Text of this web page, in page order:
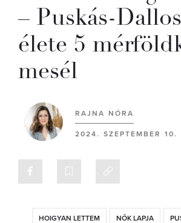
– Puskás-
élete 5
mesél
RAJNA NÓRA
2024. SZEPTEMBER 10.
HOIGYAN LETTEM NŐK LAPJA